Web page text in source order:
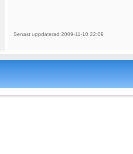
Senast uppdaterad 2009-11-10 22:09